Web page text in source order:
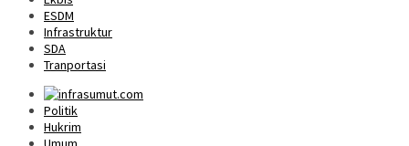
ESDM
Infrastruktur
SDA
Tranportasi
Politik
Hukrim